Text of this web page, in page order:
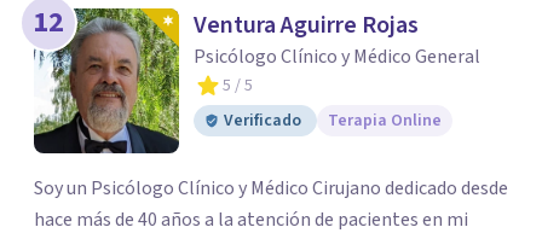
12 Ventura Aguirre Rojas
Psicólogo Clínico y Médico General
5 / 5
Verificado
Terapia Online
Soy un Psicólogo Clínico y Médico Cirujano dedicado desde
hace más de 40 años a la atención de pacientes en mi